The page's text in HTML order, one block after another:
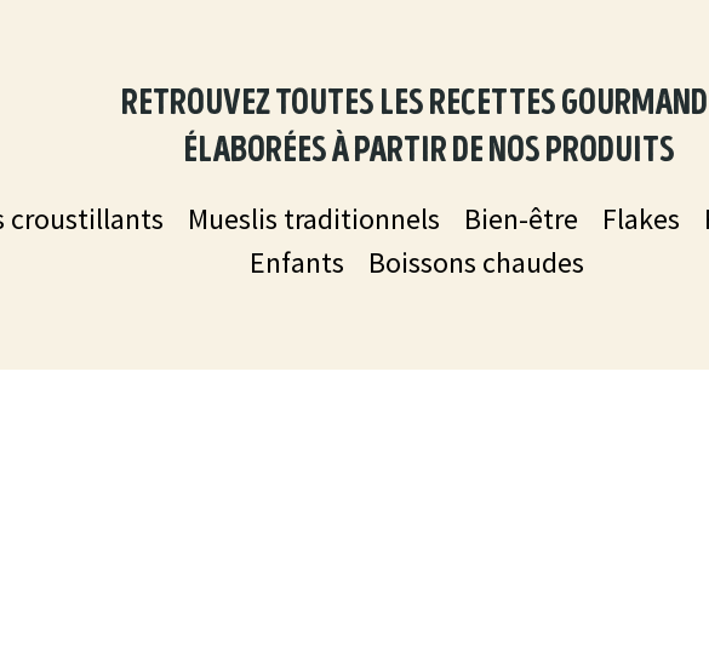
retrouvez toutes les recettes
élaborées à partir de nos produits
croustillants Mueslis traditionnels Bien-être Flakes
Enfants
Boissons chaudes